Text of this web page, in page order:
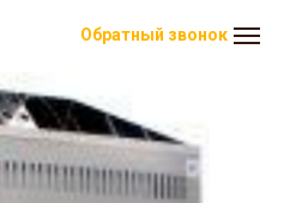
Обратный звонок